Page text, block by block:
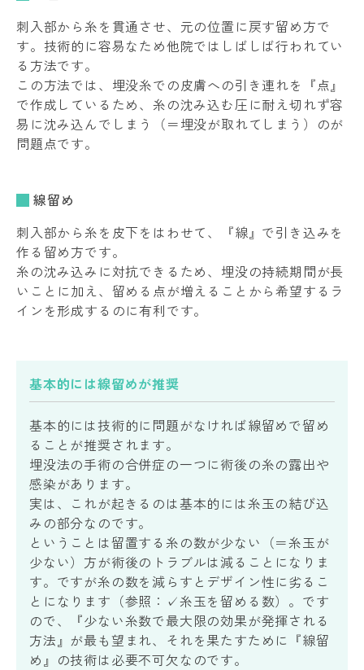
刺入部から糸を貫通させ、元の位置に戻す留め方で
す。技術的に容易なため他院ではしばしば行われてい
る方法です。
この方法では、埋没糸での皮膚への引き連れを『点』
で作成しているため、糸の沈み込む圧に耐え切れず容
易に沈み込んでしまう（＝埋没が取れてしまう）のが
問題点です。
線留め
刺入部から糸を皮下をはわせて、『線』で引き込みを
作る留め方です。
糸の沈み込みに対抗できるため、埋没の持続期間が長
いことに加え、留める点が増えることから希望するラ
インを形成するのに有利です。
基本的には線留めが推奨
基本的には技術的に問題がなければ線留めで留め
ることが推奨されます。
埋没法の手術の合併症の一つに術後の糸の露出や
感染があります。
実は、これが起きるのは基本的には糸玉の結び込
みの部分なのです。
ということは留置する糸の数が少ない（＝糸玉が
少ない）方が術後のトラブルは減ることになりま
す。ですが糸の数を減らすとデザイン性に劣るこ
とになります（参照：✓糸玉を留める数）。です
ので、『少ない糸数で最大限の効果が発揮される
方法』が最も望まれ、それを果たすために『線留
め』の技術は必要不可欠なのです。